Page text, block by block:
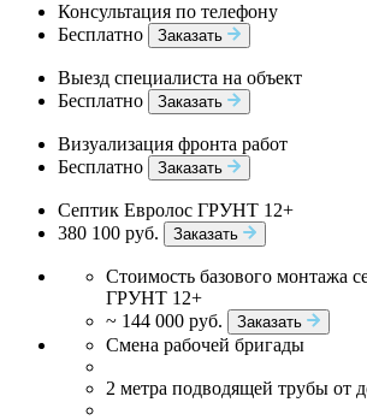
Консультация по телефону
Бесплатно
Заказать
Выезд специалиста на объект
Бесплатно
Заказать
Визуализация фронта работ
Бесплатно
Заказать
Септик Евролос ГРУНТ 12+
380 100 руб.
Заказать
Стоимость базового монтажа
ГРУНТ 12+
~ 144 000 руб.
Заказать
Смена рабочей бригады
2 метра подводящей трубы от